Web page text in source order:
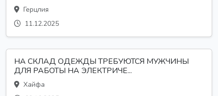
Герцлия
11.12.2025
НА СКЛАД ОДЕЖДЫ ТРЕБУЮТСЯ МУЖЧИНЫ
ДЛЯ РАБОТЫ НА ЭЛЕКТРИЧЕ...
Хайфа